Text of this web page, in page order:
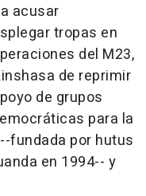
acusar
tropas en
del M23,
de reprimir
de grupos
para la
fundada por hutus
en 1994-- y